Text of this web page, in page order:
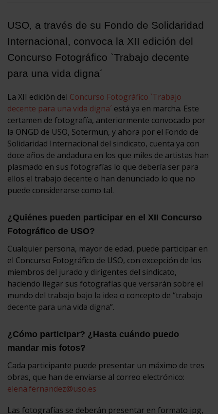
USO, a través de su Fondo de Solidaridad
Internacional, convoca la XII edición del
Concurso Fotográfico `Trabajo decente
para una vida digna´
La XII edición del Concurso Fotográfico `Trabajo
decente para una vida digna´ está ya en marcha. Este
certamen de fotografía, anteriormente convocado por
la ONGD de USO, Sotermun, y ahora por el Fondo de
Solidaridad Internacional del sindicato, cuenta ya con
doce años de andadura en los que miles de artistas han
plasmado en sus fotografías lo que debería ser para
ellos el trabajo decente o han denunciado lo que no
puede considerarse como tal.
¿Quiénes pueden participar en el XII Concurso
Fotográfico de USO?
Cualquier persona, mayor de edad, puede participar en
el Concurso Fotográfico de USO, con excepción de los
miembros del jurado y dirigentes del sindicato,
haciendo llegar sus fotografías que versarán sobre el
mundo del trabajo bajo la idea o concepto de “trabajo
decente para una vida digna”.
¿Cómo participar? ¿Hasta cuándo puedo
mandar mis fotos?
Cada participante puede presentar un máximo de tres
obras, que han de enviarse al correo electrónico:
elena.fernandez@uso.es
Las fotografías se deberán presentar en formato jpg,